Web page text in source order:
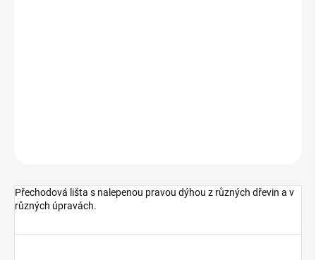
Přechodová lišta s nalepenou pravou dýhou z různých dřevin a v
různých úpravách.